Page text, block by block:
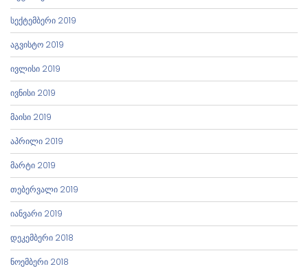
სექტემბერი 2019
აგვისტო 2019
ივლისი 2019
ივნისი 2019
მაისი 2019
აპრილი 2019
მარტი 2019
თებერვალი 2019
იანვარი 2019
დეკემბერი 2018
ნოემბერი 2018